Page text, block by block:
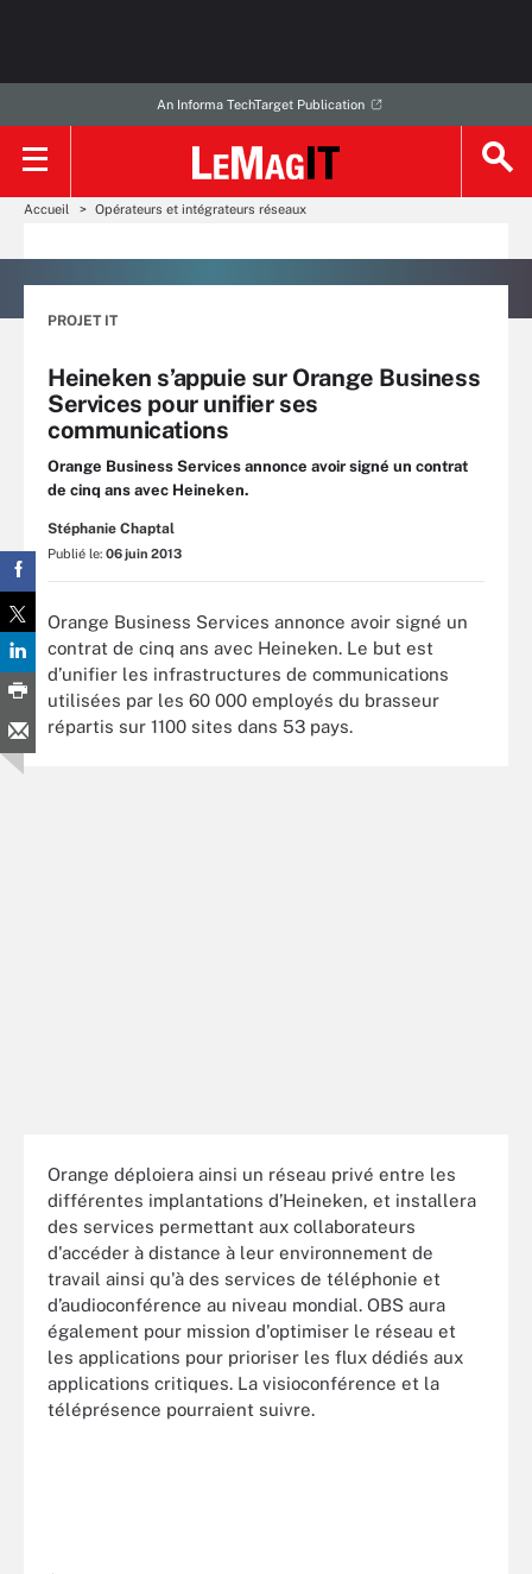
An Informa TechTarget Publication
Accueil Opérateurs et intégrateurs réseaux
PROJET IT
Heineken s’appuie sur Orange Business
Services pour unifier ses
communications
Orange Business Services annonce avoir signé un contrat
de cinq ans avec Heineken.
Stéphanie Chaptal
Publié le: 06 juin 2013
Orange Business Services annonce avoir signé un
contrat de cinq ans avec Heineken. Le but est
d’unifier les infrastructures de communications
utilisées par les 60 000 employés du brasseur
répartis sur 1100 sites dans 53 pays.
Orange déploiera ainsi un réseau privé entre les
différentes implantations d’Heineken, et installera
des services permettant aux collaborateurs
d'accéder à distance à leur environnement de
travail ainsi qu'à des services de téléphonie et
d’audioconférence au niveau mondial. OBS aura
également pour mission d'optimiser le réseau et
les applications pour prioriser les flux dédiés aux
applications critiques. La visioconférence et la
téléprésence pourraient suivre.